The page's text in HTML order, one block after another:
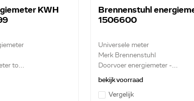
KWH
to...
Brennenstuhl
1506600
Universele meter
Merk Brennenstuhl
Doorvoer energiemeter -...
bekijk voorraad
Vergelijk